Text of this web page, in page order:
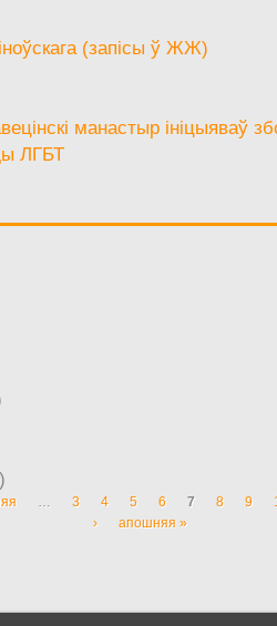
(запісы ў ЖЖ)
манастыр ініцыяваў
ЛГБТ
… 3 4 5 6 7 8 9
›
апошняя »